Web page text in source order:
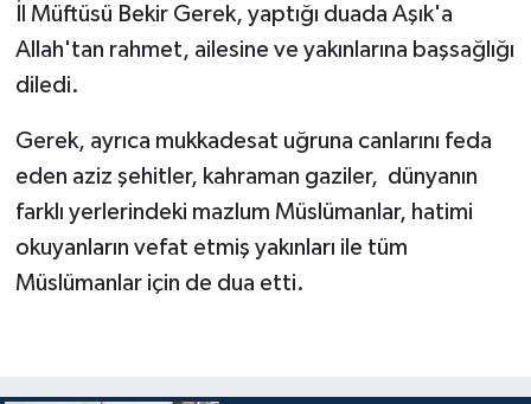
İl Müftüsü Bekir Gerek, yaptığı duada Aşık'a
Allah'tan rahmet, ailesine ve yakınlarına başsağlığı
diledi.
Gerek, ayrıca mukkadesat uğruna canlarını feda
eden aziz şehitler, kahraman gaziler, dünyanın
farklı yerlerindeki mazlum Müslümanlar, hatimi
okuyanların vefat etmiş yakınları ile tüm
Müslümanlar için de dua etti.
Erzincan Müftülüğü
Erzurum Müftülüğü
Eskişehir Müftülüğü
Gaziantep Müftülüğü
Giresun Müftülüğü
Hakkari Müftülüğü